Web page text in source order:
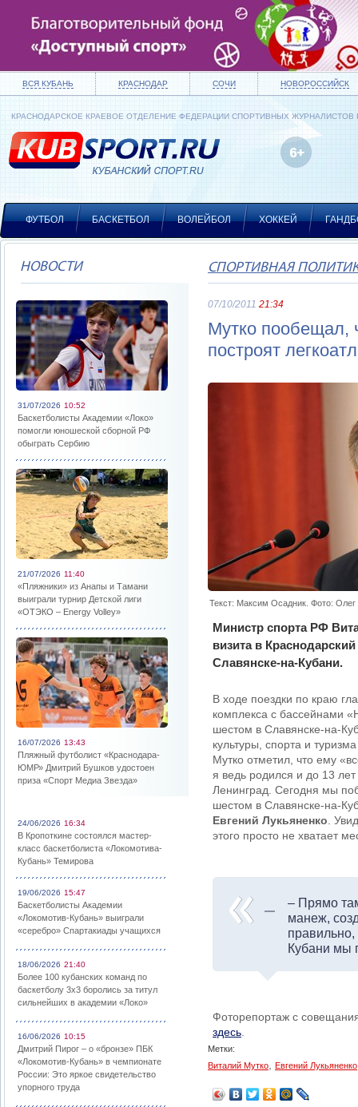
ВСЯ КУБАНЬ КРАСНОДАР СОЧИ НОВОРОССИЙСК
КРАСНОДАРСКОЕ КРАЕВОЕ ОТДЕЛЕНИЕ ФЕДЕРАЦИИ СПОРТИВНЫХ ЖУРНАЛИСТОВ
ФУТБОЛ БАСКЕТБОЛ ВОЛЕЙБОЛ ХОККЕЙ
НОВОСТИ
31/07/2026 10:52
Баскетболисты Академии «Локо»
помогли юношеской сборной РФ
обыграть Сербию
21/07/2026 11:40
«Пляжники» из Анапы и Тамани
выиграли турнир Детской лиги
«ОТЭКО – Energy Volley»
16/07/2026 13:43
Пляжный футболист «Краснодара-
ЮМР» Дмитрий Бушков удостоен
приза «Спорт Медиа Звезда»
24/06/2026 16:34
В Кропоткине состоялся мастер-
класс баскетболиста «Локомотива-
Кубань» Темирова
19/06/2026 15:47
Баскетболисты Академии
«Локомотив-Кубань» выиграли
«серебро» Спартакиады учащихся
18/06/2026 21:40
Более 100 кубанских команд по
баскетболу 3х3 боролись за титул
сильнейших в академии «Локо»
16/06/2026 10:15
Дмитрий Пирог – о «бронзе» ПБК
«Локомотив-Кубань» в чемпионате
России: Это яркое свидетельство
упорного труда
СПОРТИВНАЯ
07/10/2011 21:34
Мутко пообещал,
построят
Текст: Максим Осадник. Фото:
Министр спорта РФ
визита в
Славянске-на-Кубани.
В ходе поездки по краю
комплекса с бассейнами
шестом в Славянске-на-
культуры, спорта и
Мутко отметил, что ему
я ведь родился и до 13
Ленинград. Сегодня мы
шестом в Славянске-на-
Евгений Лукьяненко .
этого просто не хватает
– Прямо
манеж,
Кубани мы
Фоторепортаж с
здесь
Метки:
Виталий Мутко
Евгений Лукьяненко